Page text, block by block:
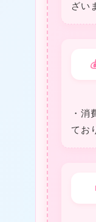
ざい
・消
てお